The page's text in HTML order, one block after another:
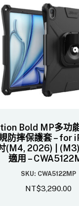
Bold MP多功
防摔保護套 – for
(M4, 2026) |
適用 –
SKU: CWA5122MP
NT$3,290.00